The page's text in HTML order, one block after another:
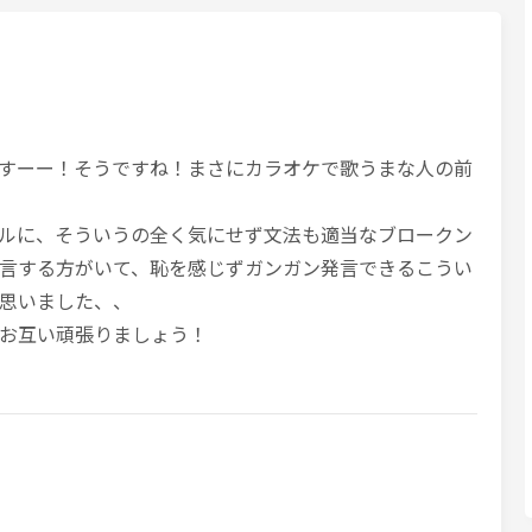
ーー！そうですね！まさにカラオケで歌うまな人の前
に、そういうの全く気にせず文法も適当なブロークン
する方がいて、恥を感じずガンガン発言できるこうい
いました、、
互い頑張りましょう！